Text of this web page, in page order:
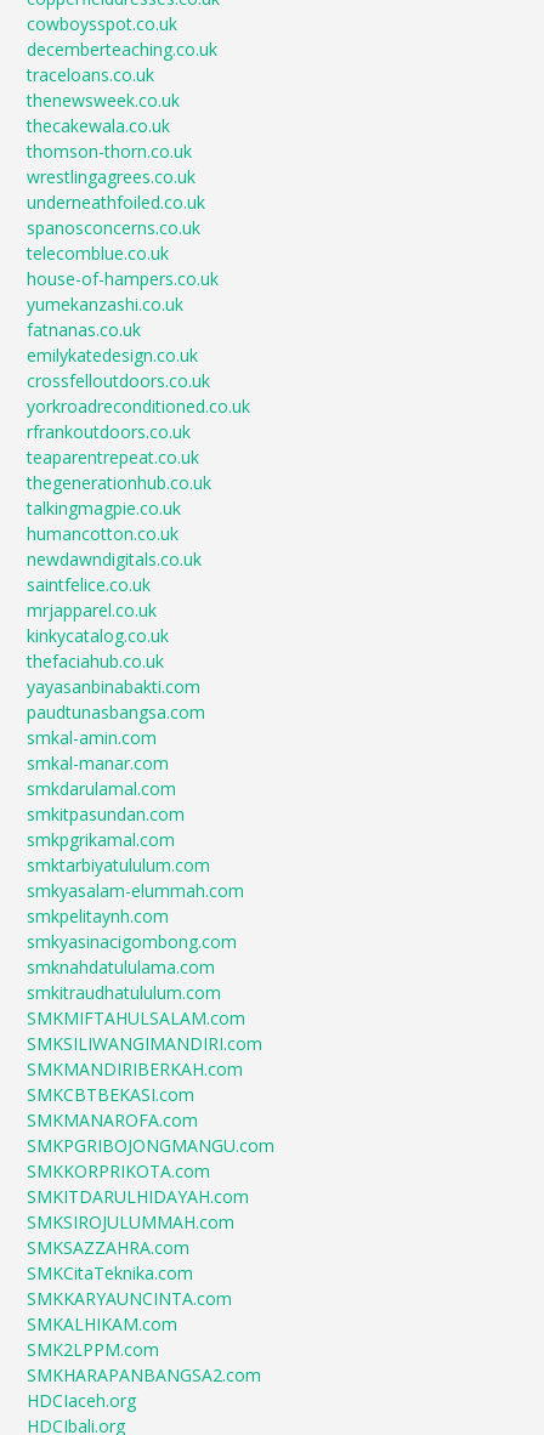
cowboysspot.co.uk
decemberteaching.co.uk
traceloans.co.uk
thenewsweek.co.uk
thecakewala.co.uk
thomson-thorn.co.uk
wrestlingagrees.co.uk
underneathfoiled.co.uk
spanosconcerns.co.uk
telecomblue.co.uk
house-of-hampers.co.uk
yumekanzashi.co.uk
fatnanas.co.uk
emilykatedesign.co.uk
crossfelloutdoors.co.uk
yorkroadreconditioned.co.uk
rfrankoutdoors.co.uk
teaparentrepeat.co.uk
thegenerationhub.co.uk
talkingmagpie.co.uk
humancotton.co.uk
newdawndigitals.co.uk
saintfelice.co.uk
mrjapparel.co.uk
kinkycatalog.co.uk
thefaciahub.co.uk
yayasanbinabakti.com
paudtunasbangsa.com
smkal-amin.com
smkal-manar.com
smkdarulamal.com
smkitpasundan.com
smkpgrikamal.com
smktarbiyatululum.com
smkyasalam-elummah.com
smkpelitaynh.com
smkyasinacigombong.com
smknahdatululama.com
smkitraudhatululum.com
SMKMIFTAHULSALAM.com
SMKSILIWANGIMANDIRI.com
SMKMANDIRIBERKAH.com
SMKCBTBEKASI.com
SMKMANAROFA.com
SMKPGRIBOJONGMANGU.com
SMKKORPRIKOTA.com
SMKITDARULHIDAYAH.com
SMKSIROJULUMMAH.com
SMKSAZZAHRA.com
SMKCitaTeknika.com
SMKKARYAUNCINTA.com
SMKALHIKAM.com
SMK2LPPM.com
SMKHARAPANBANGSA2.com
HDCIaceh.org
HDCIbali.org